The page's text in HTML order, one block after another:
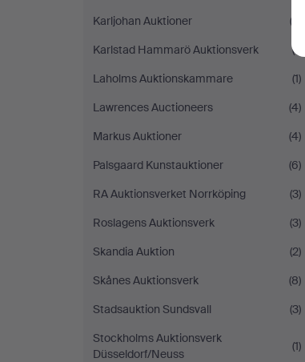
Karljohan Auktioner
(2)
Karlstad Hammarö Auktionsverk
(1)
Laholms Auktionskammare
(1)
Lawrences Auctioneers
(4)
Markus Auktioner
(4)
Palsgaard Kunstauktioner
(6)
RA Auktionsverket Norrköping
(3)
Roslagens Auktionsverk
(3)
Skandia Auktion
(2)
Skånes Auktionsverk
(8)
Stadsauktion Sundsvall
(3)
Stockholms Auktionsverk
Düsseldorf/Neuss
(1)